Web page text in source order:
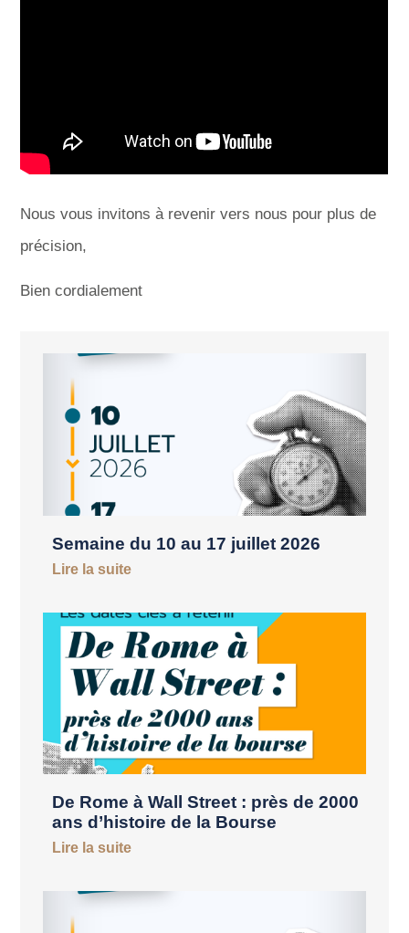
Nous vous invitons à revenir vers nous pour plus de
précision,
Bien cordialement
Semaine du 10 au 17 juillet 2026
Lire la suite
De Rome à Wall Street : près de 2000
ans d’histoire de la Bourse
Lire la suite